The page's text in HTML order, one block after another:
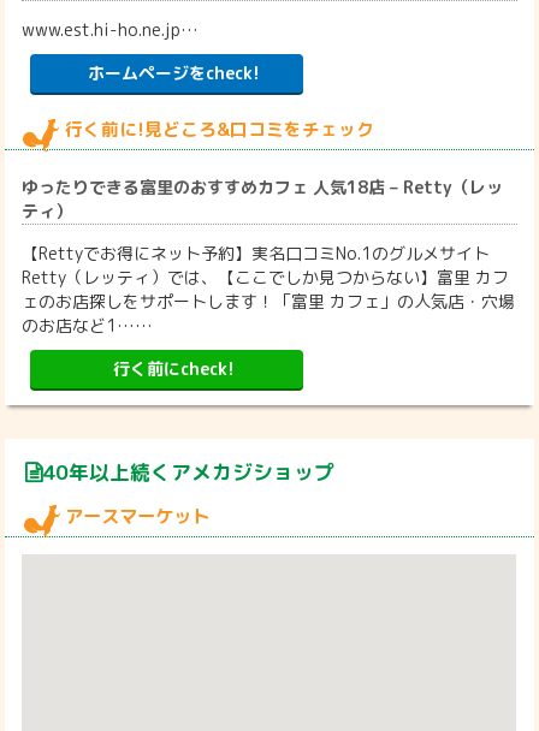
www.est.hi-ho.ne.jp…
ホームページをcheck!
行く前に!見どころ&口コミをチェック
ゆったりできる富里のおすすめカフェ 人気18店 – Retty（レッ
ティ）
【Rettyでお得にネット予約】実名口コミNo.1のグルメサイト
Retty（レッティ）では、【ここでしか見つからない】富里 カフ
ェのお店探しをサポートします！「富里 カフェ」の人気店・穴場
のお店など1……
行く前にcheck!
40年以上続くアメカジショップ
アースマーケット